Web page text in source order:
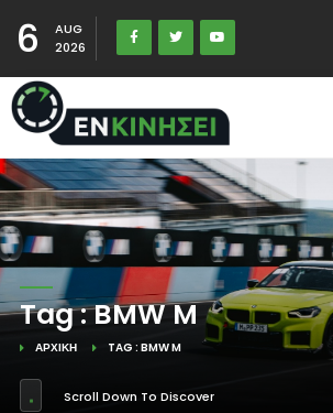
6
AUG
2026
Tag : BMW M
ΑΡΧΙΚΉ TAG : BMW M
Scroll Down To Discover